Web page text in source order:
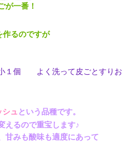
が一番！
作るのですが
小１個 よく洗って皮ごとすりお
ュ という品種です。
えるので重宝します♪
甘みも酸味も適度にあって